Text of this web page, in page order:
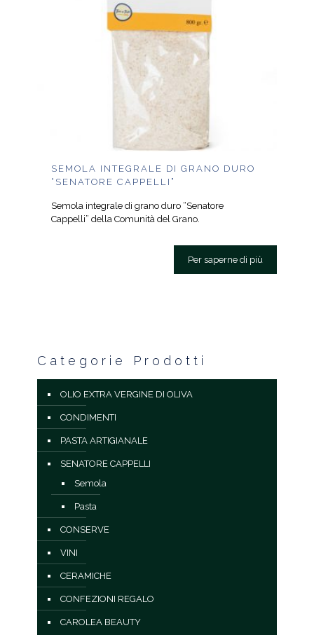
SEMOLA INTEGRALE DI GRANO DURO
“SENATORE CAPPELLI”
Semola integrale di grano duro “Senatore
Cappelli” della Comunità del Grano.
Per saperne di più
Categorie Prodotti
OLIO EXTRA VERGINE DI OLIVA
CONDIMENTI
PASTA ARTIGIANALE
SENATORE CAPPELLI
Semola
Pasta
CONSERVE
VINI
CERAMICHE
CONFEZIONI REGALO
CAROLEA BEAUTY